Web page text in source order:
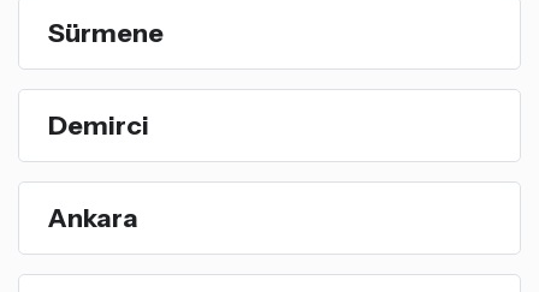
Sürmene
Demirci
Ankara